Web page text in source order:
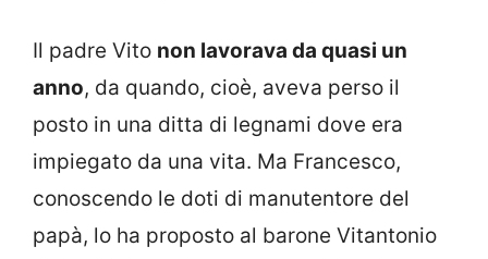
Il padre Vito non lavorava da quasi un
anno, da quando, cioè, aveva perso il
posto in una ditta di legnami dove era
impiegato da una vita. Ma Francesco,
conoscendo le doti di manutentore del
papà, lo ha proposto al barone Vitantonio